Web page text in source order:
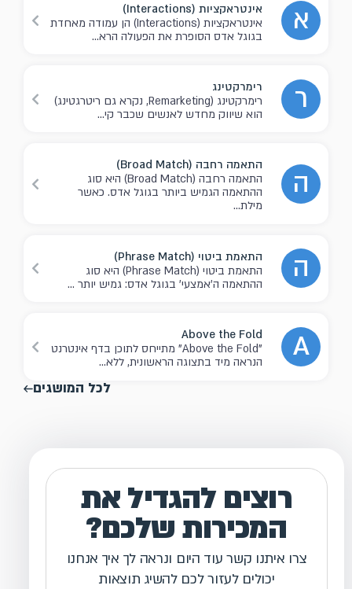
א
אינטראקציות (Interactions)
אינטראקציות (Interactions) הן עמודה מאחדת
בגוגל אדס הסופרת את הפעולה הרא...
ר
רימרקטינג
רימרקטינג (Remarketing, נקרא גם ריטרגטינג)
הוא שיווק מחדש לאנשים שכבר קי...
ה
התאמה רחבה (Broad Match)
התאמה רחבה (Broad Match) היא סוג
ההתאמה הגמיש ביותר בגוגל אדס. כאשר
מילת...
ה
התאמת ביטוי (Phrase Match)
התאמת ביטוי (Phrase Match) היא סוג
ההתאמה ה'אמצעי' בגוגל אדס: גמיש יותר ...
A
Above the Fold
"Above the Fold" מתייחס לתוכן בדף אינטרנט
הנראה מיד בתצוגה הראשונית, ללא...
לכל המושגים
רוצים להגדיל את
המכירות שלכם?
צרו איתנו קשר עוד היום ונראה לך איך אנחנו
יכולים לעזור לכם להשיג תוצאות